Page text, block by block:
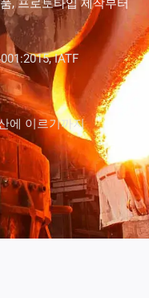
, 프로토타입 제작부터
IATF
에 이르기까지